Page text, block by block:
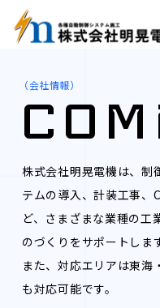
（会社情報）
株式会社明晃電機は、制
テムの導入、計装工事、
ど、さまざまな業種の工
のづくりをサポートします
また、対応エリアは東海
も対応可能です。